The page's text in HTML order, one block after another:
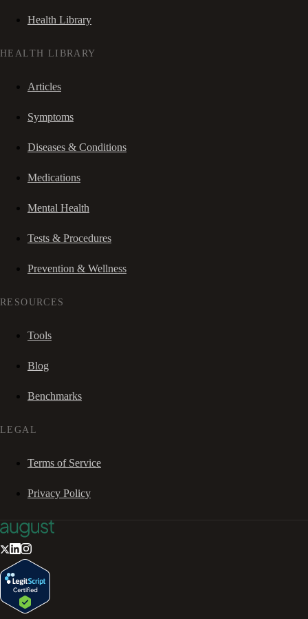
Health Library
HEALTH LIBRARY
Articles
Symptoms
Diseases & Conditions
Medications
Mental Health
Tests & Procedures
Prevention & Wellness
RESOURCES
Tools
Blog
Benchmarks
LEGAL
Terms of Service
Privacy Policy